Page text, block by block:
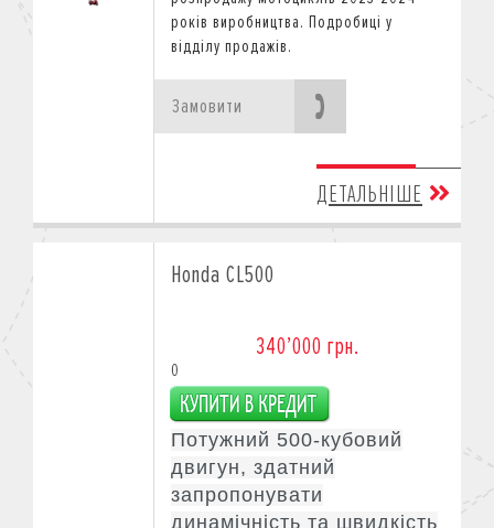
років виробництва. Подробиці у
відділу продажів.
Замовити
ДЕТАЛЬНІШЕ
Honda CL500
340’000 грн.
0
Потужний 500-кубовий
двигун, здатний
запропонувати
динамічність та швидкість